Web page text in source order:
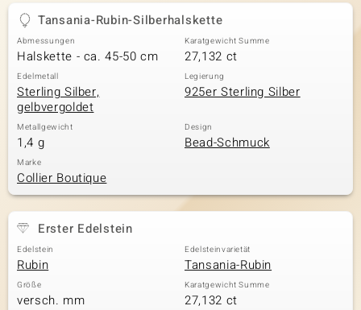
Tansania-Rubin-Silberhalskette
Abmessungen
Halskette - ca. 45-50 cm
Karatgewicht Summe
27,132 ct
Edelmetall
Sterling Silber,
gelbvergoldet
Legierung
925er Sterling Silber
Metallgewicht
1,4 g
Design
Bead-Schmuck
Marke
Collier Boutique
Erster Edelstein
Edelstein
Rubin
Edelsteinvarietät
Tansania-Rubin
Größe
versch. mm
Karatgewicht Summe
27,132 ct